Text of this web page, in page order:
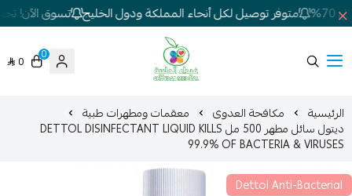
متوفر توصيل لكل أنحاء المملكة ودول الخليج تسوق الآن!
شركة غيداء المتطورة الطبية
0
0
الرئيسية مكافحة العدوى معقمات ومطهرات طبية
ديتول سائل مطهر 500 مل DETTOL DISINFECTANT LIQUID KILLS
99.9% OF BACTERIA & VIRUSES
Dettol Anti-Bacterial